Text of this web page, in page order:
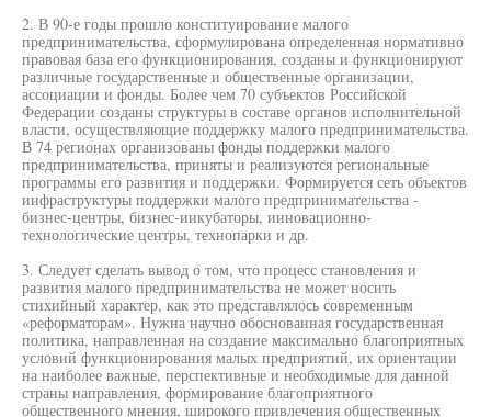
2. В 90-е годы прошло конституирование малого
предпринимательства, сформулирована определенная нормативно
правовая база его функционирования, созданы и функционируют
различные государственные и общественные организации,
ассоциации и фонды. Более чем 70 субъектов Российской
Федерации созданы структуры в составе органов исполнительной
власти, осуществляющие поддержку малого предпринимательства.
В 74 регионах организованы фонды поддержки малого
предпринимательства, приняты и реализуются региональные
программы его развития и поддержки. Формируется сеть объектов
инфраструктуры поддержки малого предпринимательства -
бизнес-центры, бизнес-инкубаторы, инновационно-
технологические центры, технопарки и др.
3. Следует сделать вывод о том, что процесс становления и
развития малого предпринимательства не может носить
стихийный характер, как это представлялось современным
«реформаторам». Нужна научно обоснованная государственная
политика, направленная на создание максимально благоприятных
условий функционирования малых предприятий, их ориентации
на наиболее важные, перспективные и необходимые для данной
страны направления, формирование благоприятного
общественного мнения, широкого привлечения общественных